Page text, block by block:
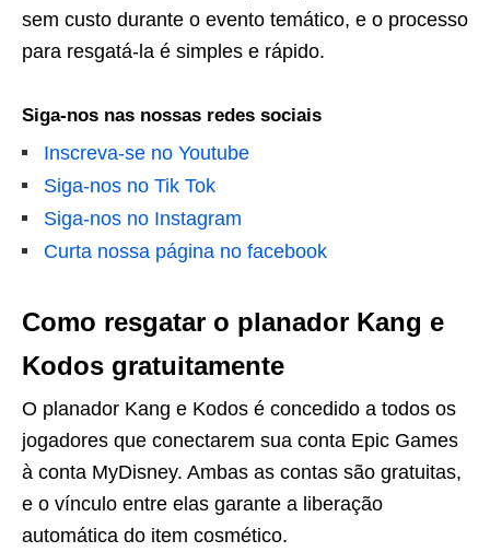
sem custo durante o evento temático, e o processo
para resgatá-la é simples e rápido.
Siga-nos nas nossas redes sociais
Inscreva-se no Youtube
Siga-nos no Tik Tok
Siga-nos no Instagram
Curta nossa página no facebook
Como resgatar o planador Kang e
Kodos gratuitamente
O planador Kang e Kodos é concedido a todos os
jogadores que conectarem sua conta Epic Games
à conta MyDisney. Ambas as contas são gratuitas,
e o vínculo entre elas garante a liberação
automática do item cosmético.